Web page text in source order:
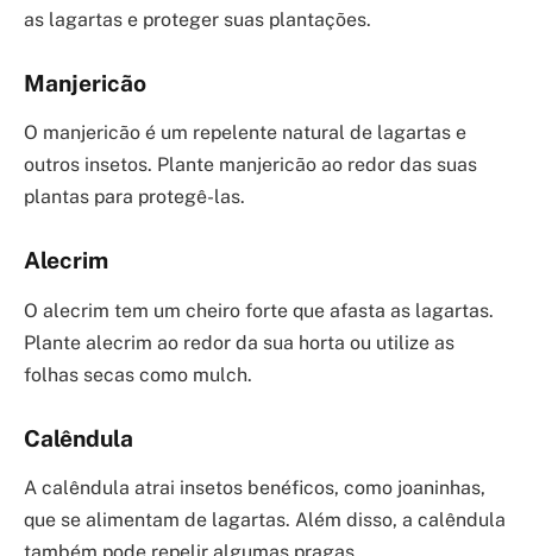
as lagartas e proteger suas plantações.
Manjericão
O manjericão é um repelente natural de lagartas e
outros insetos. Plante manjericão ao redor das suas
plantas para protegê-las.
Alecrim
O alecrim tem um cheiro forte que afasta as lagartas.
Plante alecrim ao redor da sua horta ou utilize as
folhas secas como mulch.
Calêndula
A calêndula atrai insetos benéficos, como joaninhas,
que se alimentam de lagartas. Além disso, a calêndula